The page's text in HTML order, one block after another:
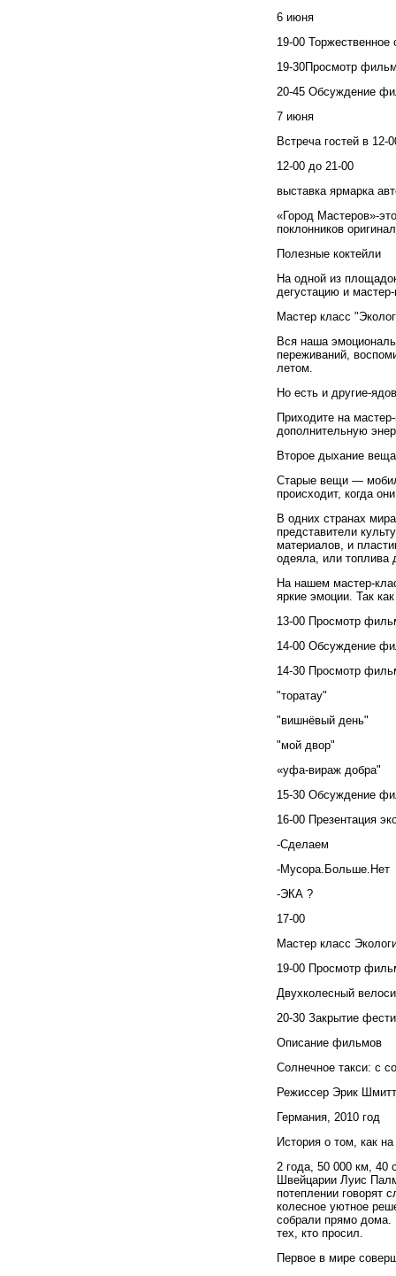
6 июня
19-00 Торжественное
19-30Просмотр
20-45 Обсуждение
7 июня
Встреча гостей в 12-
12-00 до 21 -00
выставка ярмарка
«Город Мастеров»-
поклонников
Полезные коктейли
На одной из
дегустацию и
Мастер класс
Вся наша
переживаний,
летом.
Но есть и другие-
Приходите на
дополнительную
Второе дыхание
Старые вещи —
происходит, когда
В одних странах
представители
материалов, и
одеяла, или топлива
На нашем мастер-
яркие эмоции. Так
13-00 Просмотр
14-00 Обсуждение
14-30 Просмотр
"торатау"
"вишнёвый день"
"мой двор"
«уфа-вираж добра"
15-30 Обсуждение
16-00 Презентация
-Сделаем
-Мусора.Больше.Нет
-ЭКА ?
17-00
Мастер класс
19-00 Просмотр
Двухколесный
20-30 Закрытие
Описание фильмов
Cолнечное такси: с
Режиссер Эрик Шмитт
Германия, 2010 год
История о том, как
2 года, 50 000 км, 40
Швейцарии Луис
потеплении говорят
колесное уютное
собрали прямо дома.
тех, кто просил.
Первое в мире